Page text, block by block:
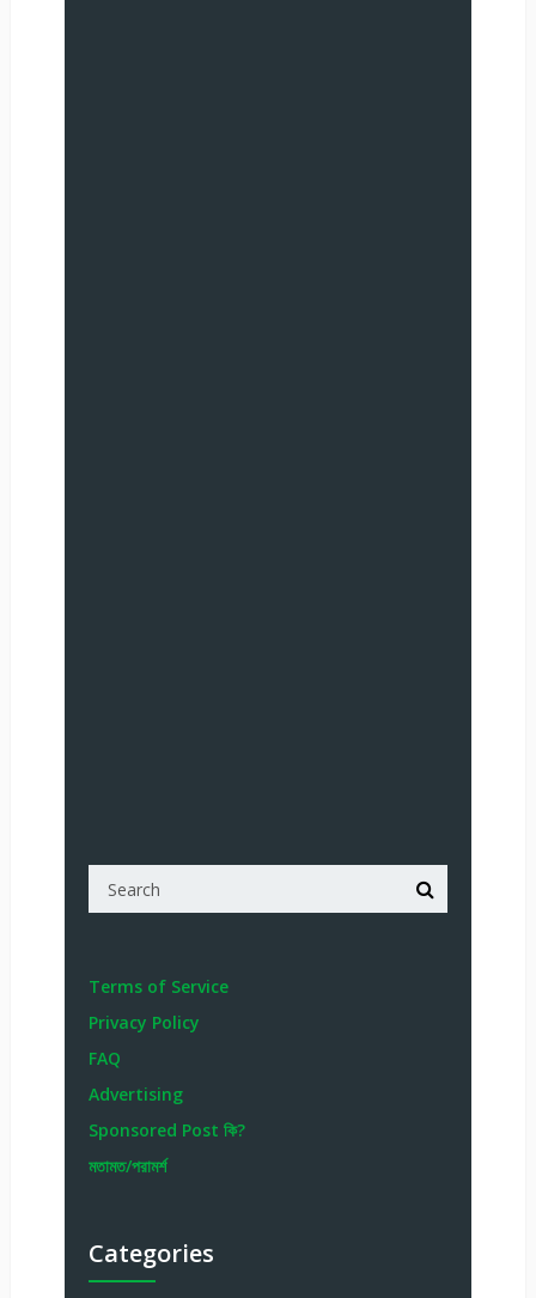
Terms of Service
Privacy Policy
FAQ
Advertising
Sponsored Post কি?
মতামত/পরামর্শ
Categories